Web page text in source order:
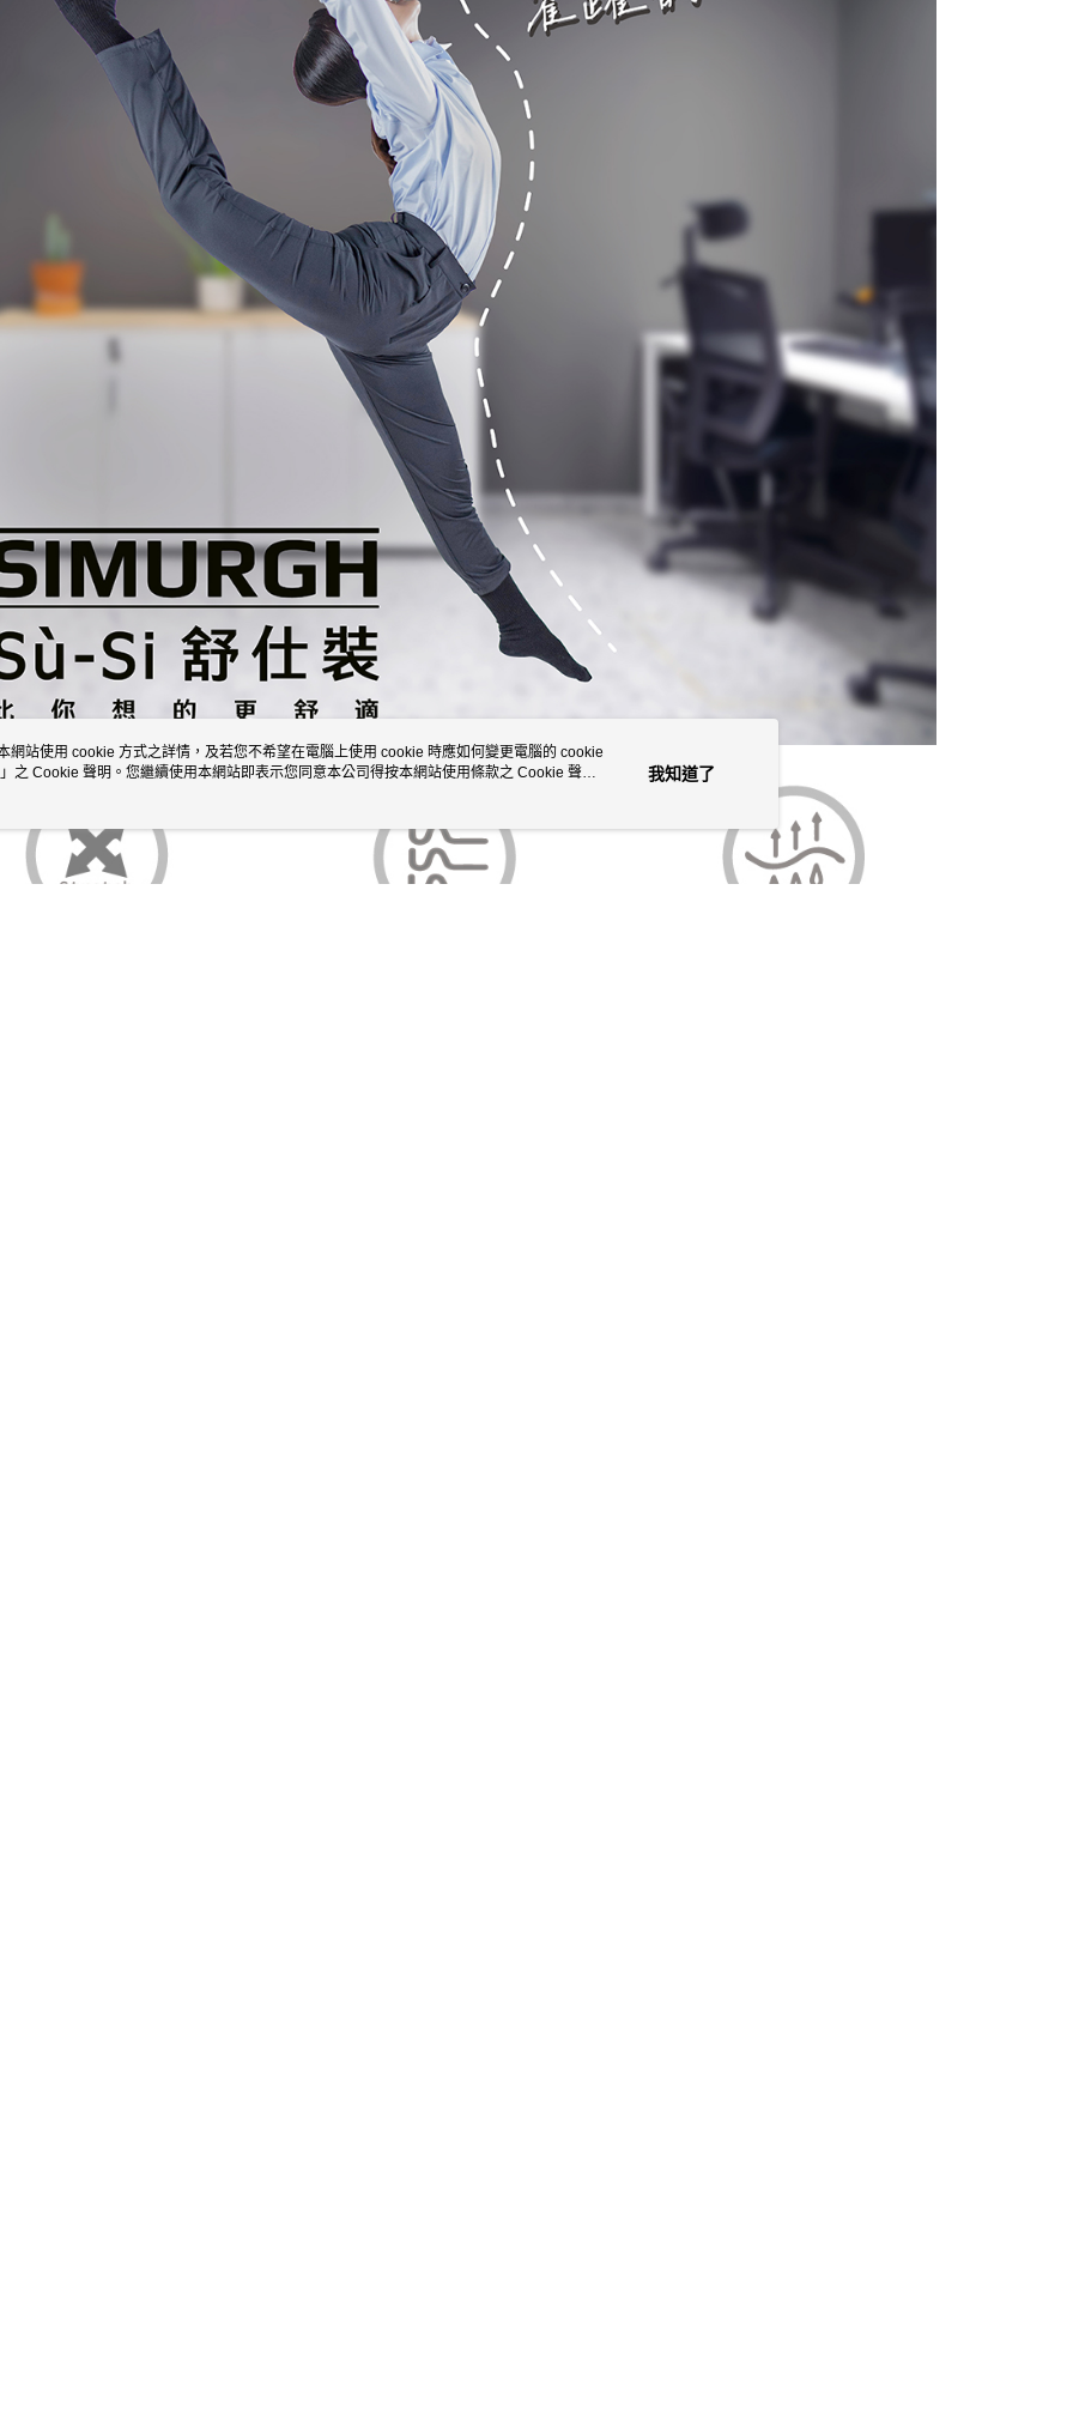
網站使用 cookie 方式之詳情，及若您不希望在電腦上使用 cookie 時應如何變更電腦的 cookie
」之 Cookie 聲明。您繼續使用本網站即表示您同意本公司得按本網站使用條款之 Cookie 聲明
我知道了